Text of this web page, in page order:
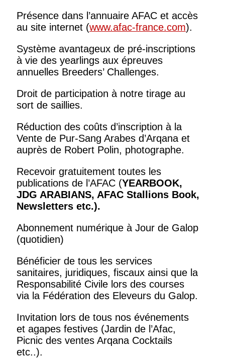
Présence dans l’annuaire AFAC et accès
au site internet (www.afac-france.com).
Système avantageux de pré-inscriptions
à vie des yearlings aux épreuves
annuelles Breeders’ Challenges.
Droit de participation à notre tirage au
sort de saillies.
Réduction des coûts d’inscription à la
Vente de Pur-Sang Arabes d’Arqana et
auprès de Robert Polin, photographe.
Recevoir gratuitement toutes les
publications de l’AFAC (YEARBOOK,
JDG ARABIANS, AFAC Stallions Book,
Newsletters etc.).
Abonnement numérique à Jour de Galop
(quotidien)
Bénéficier de tous les services
sanitaires, juridiques, fiscaux ainsi que la
Responsabilité Civile lors des courses
via la Fédération des Eleveurs du Galop.
Invitation lors de tous nos événements
et agapes festives (Jardin de l’Afac,
Picnic des ventes Arqana Cocktails
etc..).